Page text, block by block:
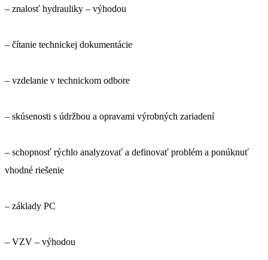
– znalosť hydrauliky – výhodou
– čítanie technickej dokumentácie
– vzdelanie v technickom odbore
– skúsenosti s údržbou a opravami výrobných zariadení
– schopnosť rýchlo analyzovať a definovať problém a ponúknuť
vhodné riešenie
– základy PC
– VZV – výhodou